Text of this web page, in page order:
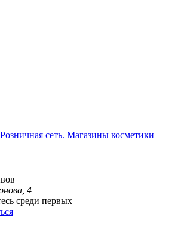
сеть. Магазины косметики
4
среди первых